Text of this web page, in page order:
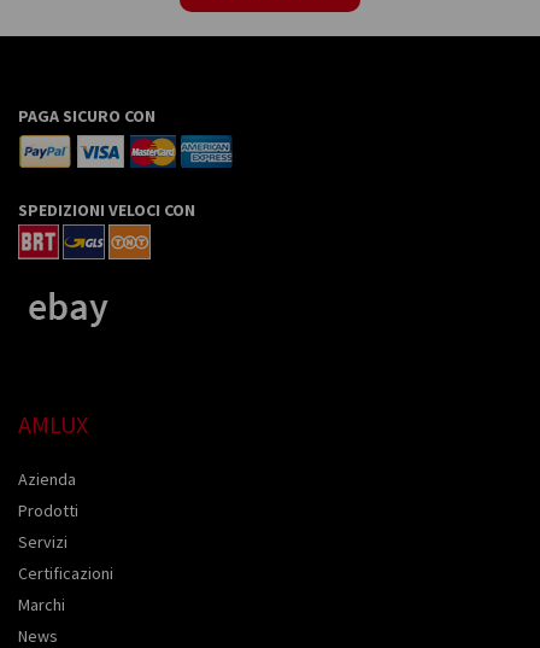
PAGA SICURO CON
SPEDIZIONI VELOCI CON
AMLUX
Azienda
Prodotti
Servizi
Certificazioni
Marchi
News